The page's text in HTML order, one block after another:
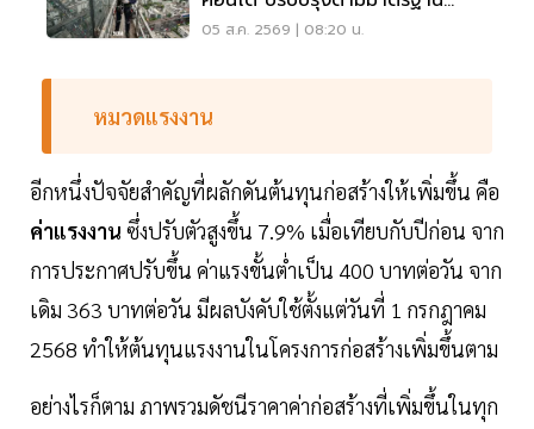
เคร่งครัด
05 ส.ค. 2569 | 08:20 น.
หมวดแรงงาน
อีกหนึ่งปัจจัยสำคัญที่ผลักดันต้นทุนก่อสร้างให้เพิ่มขึ้น คือ
ค่าแรงงาน ซึ่งปรับตัวสูงขึ้น 7.9% เมื่อเทียบกับปีก่อน จาก
การประกาศปรับขึ้น ค่าแรงขั้นต่ำเป็น 400 บาทต่อวัน จาก
เดิม 363 บาทต่อวัน มีผลบังคับใช้ตั้งแต่วันที่ 1 กรกฎาคม
2568 ทำให้ต้นทุนแรงงานในโครงการก่อสร้างเพิ่มขึ้นตาม
อย่างไรก็ตาม ภาพรวมดัชนีราคาค่าก่อสร้างที่เพิ่มขึ้นในทุก